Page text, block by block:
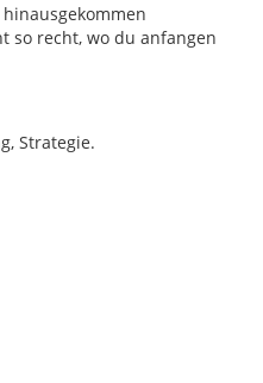
so recht, wo du anfangen
Strategie.